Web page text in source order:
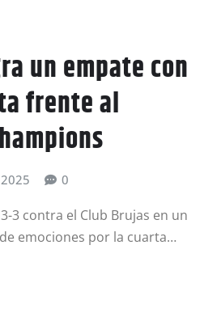
un empate con
frente al
0
3 contra el Club Brujas en un
emociones por la cuarta…